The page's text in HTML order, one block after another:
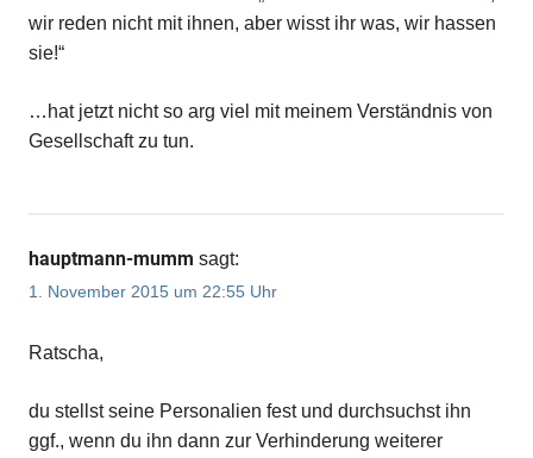
wir reden nicht mit ihnen, aber wisst ihr was, wir hassen
sie!“
…hat jetzt nicht so arg viel mit meinem Verständnis von
Gesellschaft zu tun.
hauptmann-mumm sagt:
1. November 2015 um 22:55 Uhr
Ratscha,
du stellst seine Personalien fest und durchsuchst ihn
ggf., wenn du ihn dann zur Verhinderung weiterer